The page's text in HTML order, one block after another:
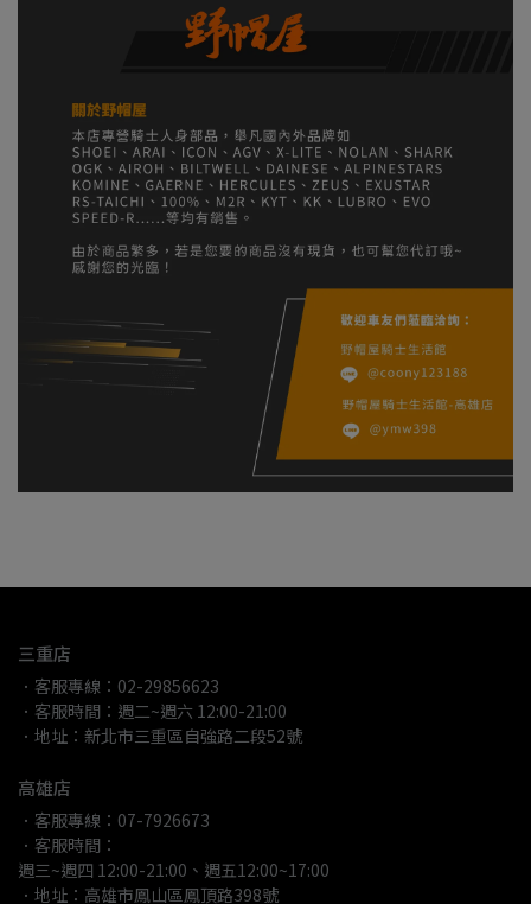
三重店
．客服專線：02-29856623
．客服時間：週二~週六 12:00-21:00
．地址：新北市三重區自強路二段52號
高雄店
．客服專線：07-7926673
．客服時間：
週三~週四 12:00-21:00、週五12:00~17:00
．地址：高雄市鳳山區鳳頂路398號